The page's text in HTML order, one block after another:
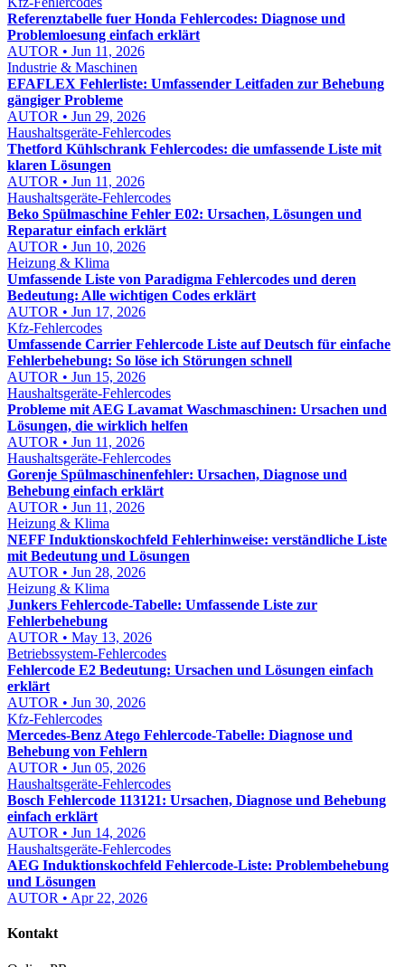
Referenztabelle fuer Honda Fehlercodes: Diagnose und
Problemloesung einfach erklärt
AUTOR • Jun 11, 2026
Industrie & Maschinen
EFAFLEX Fehlerliste: Umfassender Leitfaden zur Behebung
gängiger Probleme
AUTOR • Jun 29, 2026
Haushaltsgeräte-Fehlercodes
Thetford Kühlschrank Fehlercodes: die umfassende Liste mit
klaren Lösungen
AUTOR • Jun 11, 2026
Haushaltsgeräte-Fehlercodes
Beko Spülmaschine Fehler E02: Ursachen, Lösungen und
Reparatur einfach erklärt
AUTOR • Jun 10, 2026
Heizung & Klima
Umfassende Liste von Paradigma Fehlercodes und deren
Bedeutung: Alle wichtigen Codes erklärt
AUTOR • Jun 17, 2026
Kfz-Fehlercodes
Umfassende Carrier Fehlercode Liste auf Deutsch für einfache
Fehlerbehebung: So löse ich Störungen schnell
AUTOR • Jun 15, 2026
Haushaltsgeräte-Fehlercodes
Probleme mit AEG Lavamat Waschmaschinen: Ursachen und
Lösungen, die wirklich helfen
AUTOR • Jun 11, 2026
Haushaltsgeräte-Fehlercodes
Gorenje Spülmaschinenfehler: Ursachen, Diagnose und
Behebung einfach erklärt
AUTOR • Jun 11, 2026
Heizung & Klima
NEFF Induktionskochfeld Fehlerhinweise: verständliche Liste
mit Bedeutung und Lösungen
AUTOR • Jun 28, 2026
Heizung & Klima
Junkers Fehlercode-Tabelle: Umfassende Liste zur
Fehlerbehebung
AUTOR • May 13, 2026
Betriebssystem-Fehlercodes
Fehlercode E2 Bedeutung: Ursachen und Lösungen einfach
erklärt
AUTOR • Jun 30, 2026
Kfz-Fehlercodes
Mercedes-Benz Atego Fehlercode-Tabelle: Diagnose und
Behebung von Fehlern
AUTOR • Jun 05, 2026
Haushaltsgeräte-Fehlercodes
Bosch Fehlercode 113121: Ursachen, Diagnose und Behebung
einfach erklärt
AUTOR • Jun 14, 2026
Haushaltsgeräte-Fehlercodes
AEG Induktionskochfeld Fehlercode-Liste: Problembehebung
und Lösungen
AUTOR • Apr 22, 2026
Kontakt